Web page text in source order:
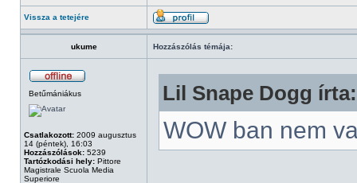
Vissza a tetejére
ukume Hozzászólás témája:
Betűmániákus
Csatlakozott: 2009 augusztus
14 (péntek), 16:03
Hozzászólások: 5239
Tartózkodási hely: Pittore
Magistrale Scuola Media
Superiore
Lil Snape Dogg írta:
WOW ban nem